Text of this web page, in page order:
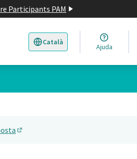
Participants PAM
Català
Triar la llengua Elegir el idioma
Ajuda